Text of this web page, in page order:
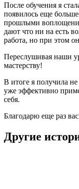
После обучения я
появилось еще
прошлыми
дают что ни на есть
работа, но при этом
Переслушивая наши
мастерству!
В итоге я получила
уже эффективно
себя.
Благодарю еще раз
Другие